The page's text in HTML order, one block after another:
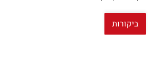
ביקורות